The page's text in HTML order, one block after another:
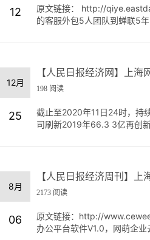
12
原文链接： http://
的客服外包5人团队到蝉联5
12月
25
【人民日报经济网】上
198 阅读
截止至2020年11日24时，持
司刷新2019年66.3 3亿再创
8月
06
【人民日报经济周刊】
2173 阅读
原文链接：http://
办公平台软件V1.0，网萌企